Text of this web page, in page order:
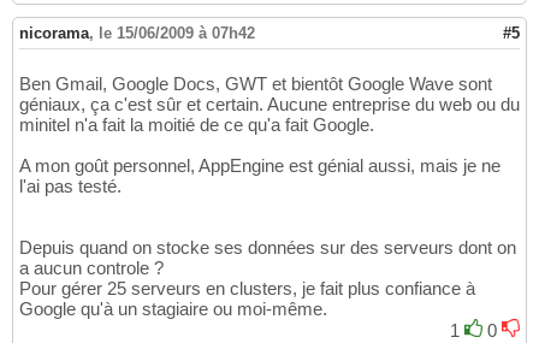
nicorama, le 15/06/2009 à 07h42 #5
Ben Gmail, Google Docs, GWT et bientôt Google Wave sont
géniaux, ça c'est sûr et certain. Aucune entreprise du web ou du
minitel n'a fait la moitié de ce qu'a fait Google.
A mon goût personnel, AppEngine est génial aussi, mais je ne
l'ai pas testé.
Depuis quand on stocke ses données sur des serveurs dont on
a aucun controle ?
Pour gérer 25 serveurs en clusters, je fait plus confiance à
Google qu'à un stagiaire ou moi-même.
1
0